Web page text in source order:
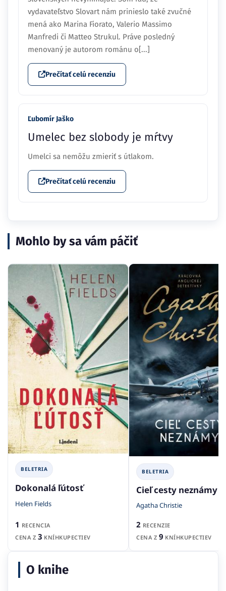
vydavateľstvo Slovart nám prinieslo také zvučné
mená ako Marina Fiorato, Valerio Massimo
Manfredi či Matteo Strukul. Práve posledný
menovaný je autorom románu o[...]
Prečítať celú recenziu
Ľubomír Jaško
Umelec bez slobody je mŕtvy
Umelci sa nemôžu zmieriť s útlakom.
Prečítať celú recenziu
Mohlo by sa vám páčiť
BELETRIA
Dokonalá ľútosť
Helen Fields
1 RECENCIA
CENA Z 3 KNÍHKUPECTIEV
BELETRIA
Cieľ cesty neznámy
Agatha Christie
2 RECENZIE
CENA Z 9 KNÍHKUPECTIEV
O knihe